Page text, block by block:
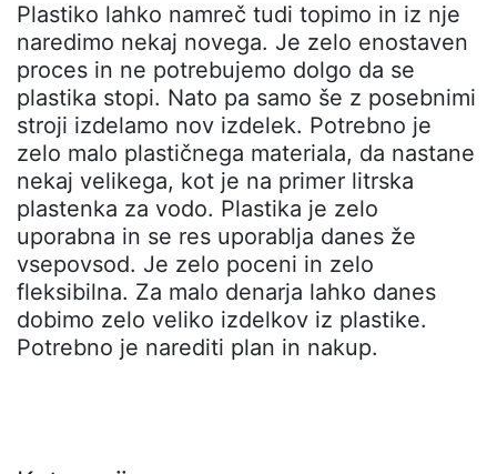
Plastiko lahko namreč tudi topimo in iz nje
naredimo nekaj novega. Je zelo enostaven
proces in ne potrebujemo dolgo da se
plastika stopi. Nato pa samo še z posebnimi
stroji izdelamo nov izdelek. Potrebno je
zelo malo plastičnega materiala, da nastane
nekaj velikega, kot je na primer litrska
plastenka za vodo. Plastika je zelo
uporabna in se res uporablja danes že
vsepovsod. Je zelo poceni in zelo
fleksibilna. Za malo denarja lahko danes
dobimo zelo veliko izdelkov iz plastike.
Potrebno je narediti plan in nakup.